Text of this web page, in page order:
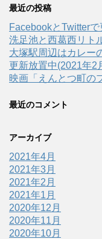
最近の投稿
FacebookとTwitterで
洗足池と西葛西リト
大塚駅周辺はカレー
更新放置中(2021年2
映画「えんとつ町の
最近のコメント
アーカイブ
2021年4月
2021年3月
2021年2月
2021年1月
2020年12月
2020年11月
2020年10月